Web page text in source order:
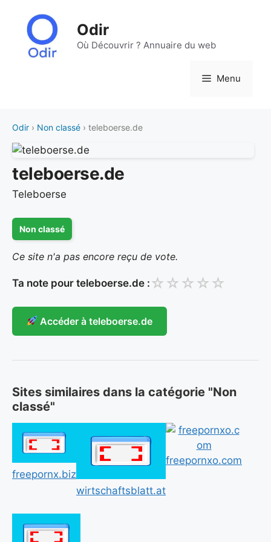
contenu
Odir
Où Découvrir ? Annuaire du web
Menu
Odir › Non classé › teleboerse.de
teleboerse.de
Teleboerse
Non classé
Ce site n'a pas encore reçu de vote.
Ta note pour teleboerse.de : ☆ ☆ ☆ ☆ ☆
Accéder à teleboerse.de
Sites similaires dans la catégorie "Non
classé"
freepornx.biz
wirtschaftsblatt.at
freepornxo.com